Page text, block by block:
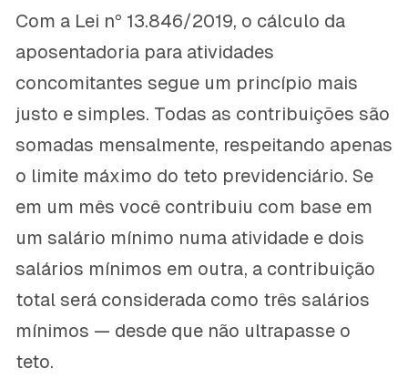
Com a Lei nº 13.846/2019, o cálculo da
aposentadoria para atividades
concomitantes segue um princípio mais
justo e simples. Todas as contribuições são
somadas mensalmente, respeitando apenas
o limite máximo do teto previdenciário. Se
em um mês você contribuiu com base em
um salário mínimo numa atividade e dois
salários mínimos em outra, a contribuição
total será considerada como três salários
mínimos — desde que não ultrapasse o
teto.